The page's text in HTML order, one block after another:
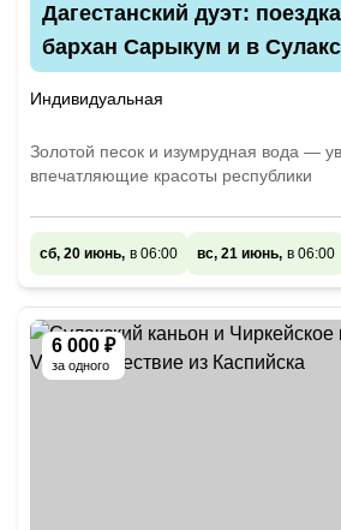
Дагестанский дуэт:
бархан Сарыкум и в
Индивидуальная
Золотой песок и изумрудная вода —
впечатляющие красоты республики
сб, 20 июнь, в 06:00 вс, 21 июнь, в 06:00
6 000 ₽
за одного